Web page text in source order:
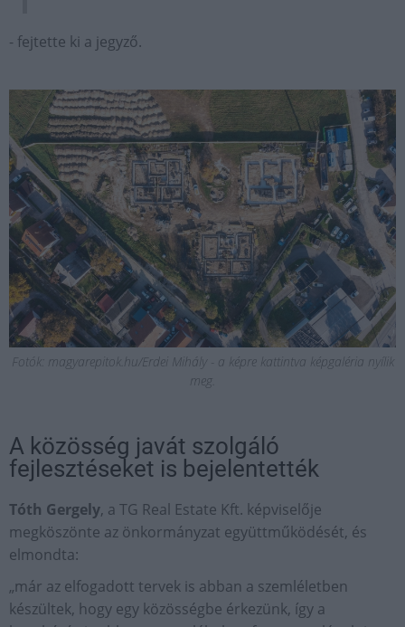
- fejtette ki a jegyző.
Fotók: magyarepitok.hu/Erdei Mihály - a képre kattintva képgaléria nyílik
meg.
A közösség javát szolgáló
fejlesztéseket is bejelentették
Tóth Gergely, a TG Real Estate Kft. képviselője
megköszönte az önkormányzat együttműködését, és
elmondta:
„már az elfogadott tervek is abban a szemléletben
készültek, hogy egy közösségbe érkezünk, így a